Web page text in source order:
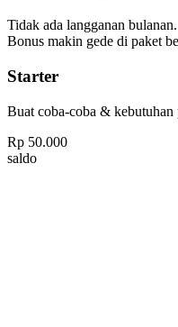
Tidak ada langganan
Bonus makin gede di paket
Starter
Buat coba-coba &
Rp 50.000
saldo